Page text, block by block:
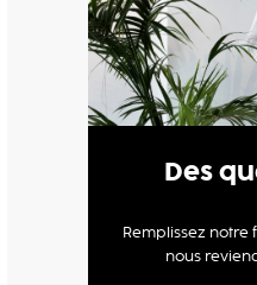
Des
Remplissez
nous